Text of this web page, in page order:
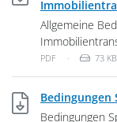
Allgemeine
Dateityp: PDF-
PDF · 73 KB
Bedingungen
Bedingungen